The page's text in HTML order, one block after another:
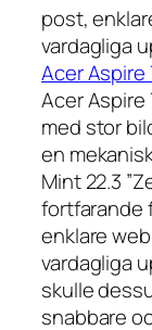
post,
vardagliga
Acer Aspire
Acer Aspire
med stor
en
Mint 22.3
fortfarande
enklare
vardagliga
skulle
snabbare